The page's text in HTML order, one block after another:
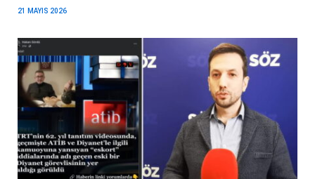
21 MAYIS 2026